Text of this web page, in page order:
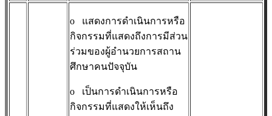
o แสดงการดำเนินการหรือ
กิจกรรมที่แสดงถึงการมีส่วน
ร่วมของผู้อำนวยการสถาน
ศึกษาคนปัจจุบัน
o เป็นการดำเนินการหรือ
กิจกรรมที่แสดงให้เห็นถึง